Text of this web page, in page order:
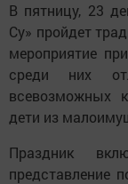
В пятницу, 23
Су» пройдет
мероприятие
среди них
всевозможных
дети из
Праздник
представление